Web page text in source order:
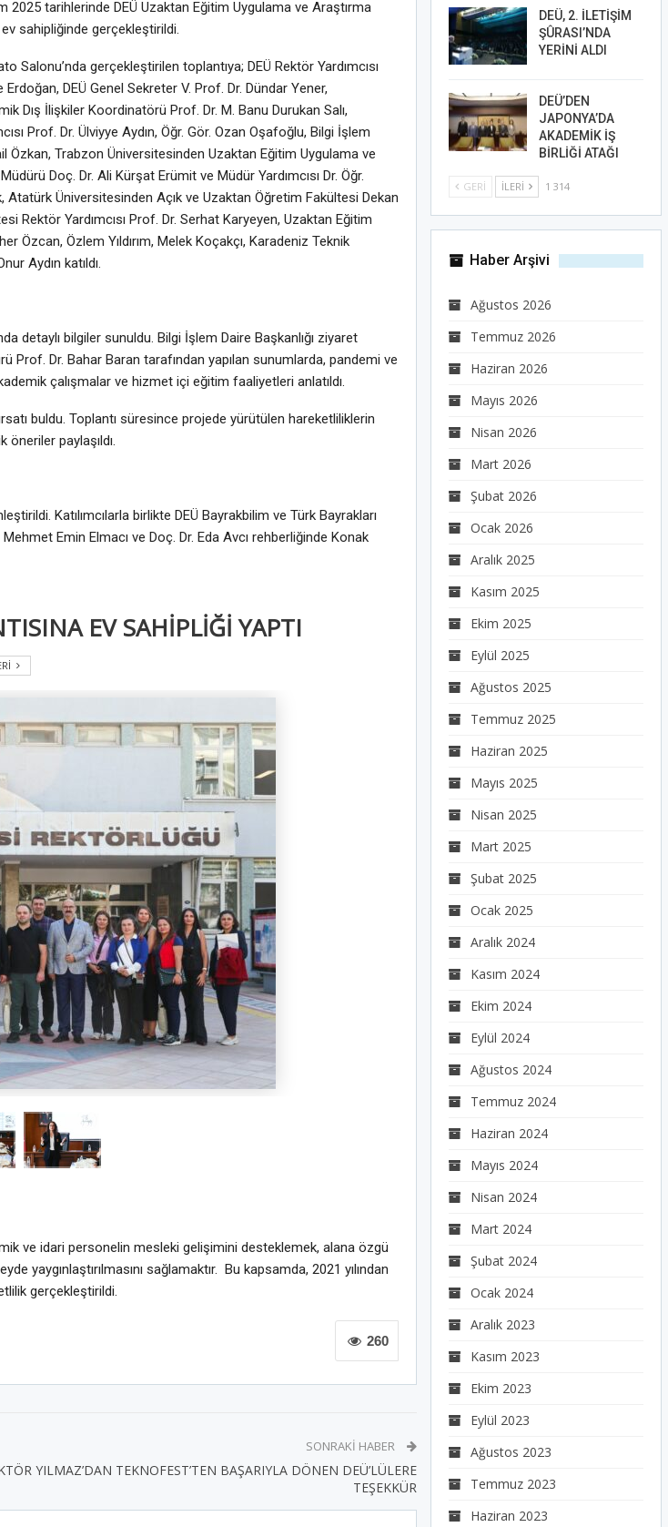
2025 tarihlerinde DEÜ Uzaktan Eğitim Uygulama ve Araştırma
sahipliğinde gerçekleştirildi.
Salonu’nda gerçekleştirilen toplantıya; DEÜ Rektör Yardımcısı
DEÜ Genel Sekreter V. Prof. Dr. Dündar Yener,
Dış İlişkiler Koordinatörü Prof. Dr. M. Banu Durukan Salı,
Prof. Dr. Ülviyye Aydın, Öğr. Gör. Ozan Oşafoğlu, Bilgi İşlem
Özkan, Trabzon Üniversitesinden Uzaktan Eğitim Uygulama ve
Doç. Dr. Ali Kürşat Erümit ve Müdür Yardımcısı Dr. Öğr.
Atatürk Üniversitesinden Açık ve Uzaktan Öğretim Fakültesi Dekan
Rektör Yardımcısı Prof. Dr. Serhat Karyeyen, Uzaktan Eğitim
Özcan, Özlem Yıldırım, Melek Koçakçı, Karadeniz Teknik
Aydın katıldı.
detaylı bilgiler sunuldu. Bilgi İşlem Daire Başkanlığı ziyaret
Prof. Dr. Bahar Baran tarafından yapılan sunumlarda, pandemi ve
çalışmalar ve hizmet içi eğitim faaliyetleri anlatıldı.
buldu. Toplantı süresince projede yürütülen hareketliliklerin
paylaşıldı.
Katılımcılarla birlikte DEÜ Bayrakbilim ve Türk Bayrakları
Emin Elmacı ve Doç. Dr. Eda Avcı rehberliğinde Konak
EV SAHİPLİĞİ YAPTI
ve idari personelin mesleki gelişimini desteklemek, alana özgü
yaygınlaştırılmasını sağlamaktır. Bu kapsamda, 2021 yılından
gerçekleştirildi.
260
SONRAKI HABER
YILMAZ’DAN TEKNOFEST’TEN BAŞARIYLA DÖNEN DEÜ’LÜLERE
TEŞEKKÜR
DEÜ, 2. İLETİŞİM
ŞÛRASI’NDA
YERİNİ ALDI
DEÜ’DEN
JAPONYA’DA
AKADEMİK İŞ
BİRLİĞİ ATAĞI
GERI İLERI 1 314
Haber Arşivi
Ağustos 2026
Temmuz 2026
Haziran 2026
Mayıs 2026
Nisan 2026
Mart 2026
Şubat 2026
Ocak 2026
Aralık 2025
Kasım 2025
Ekim 2025
Eylül 2025
Ağustos 2025
Temmuz 2025
Haziran 2025
Mayıs 2025
Nisan 2025
Mart 2025
Şubat 2025
Ocak 2025
Aralık 2024
Kasım 2024
Ekim 2024
Eylül 2024
Ağustos 2024
Temmuz 2024
Haziran 2024
Mayıs 2024
Nisan 2024
Mart 2024
Şubat 2024
Ocak 2024
Aralık 2023
Kasım 2023
Ekim 2023
Eylül 2023
Ağustos 2023
Temmuz 2023
Haziran 2023